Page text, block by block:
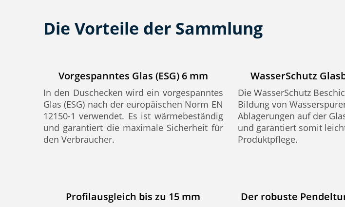
Die Vorteile der Sammlung
Vorgespanntes Glas (ESG) 6 mm
In den Duschecken wird ein vorgespanntes
Glas (ESG) nach der europäischen Norm EN
12150-1 verwendet. Es ist wärmebeständig
und garantiert die maximale Sicherheit für
den Verbraucher.
WasserSchutz
Die WasserSchutz
Bildung von
Ablagerungen auf der
und garantiert somit
Produktpflege.
Profilausgleich bis zu 15 mm Der robuste